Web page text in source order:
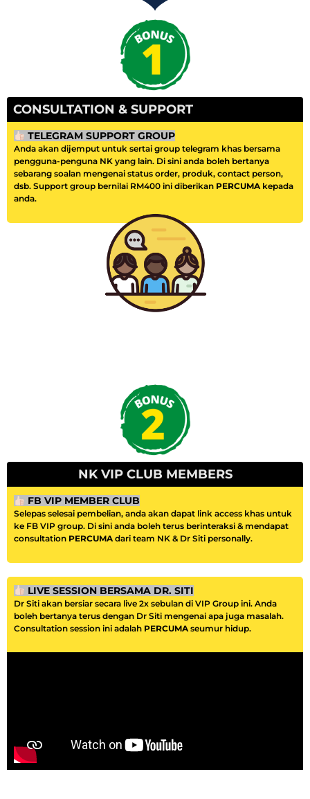
CONSULTATION & SUPPORT
TELEGRAM SUPPORT GROUP
Anda akan dijemput untuk sertai group telegram khas bersama
pengguna-penguna NK yang lain. Di sini anda boleh bertanya
sebarang soalan mengenai status order, produk, contact person,
dsb. Support group bernilai RM400 ini diberikan PERCUMAkepada
anda.
NK VIP CLUB MEMBERS
FB VIP MEMBER CLUB
Selepas selesai pembelian, anda akan dapat link access khas untuk
ke FB VIP group. Di sini anda boleh terus berinteraksi & mendapat
consultation PERCUMAdari team NK & Dr Siti personally.
LIVE SESSION BERSAMA DR. SITI
Dr Siti akan bersiar secara live 2x sebulan di VIP Group ini. Anda
boleh bertanya terus dengan Dr Siti mengenai apa juga masalah.
Consultation session ini adalah PERCUMA seumur hidup.